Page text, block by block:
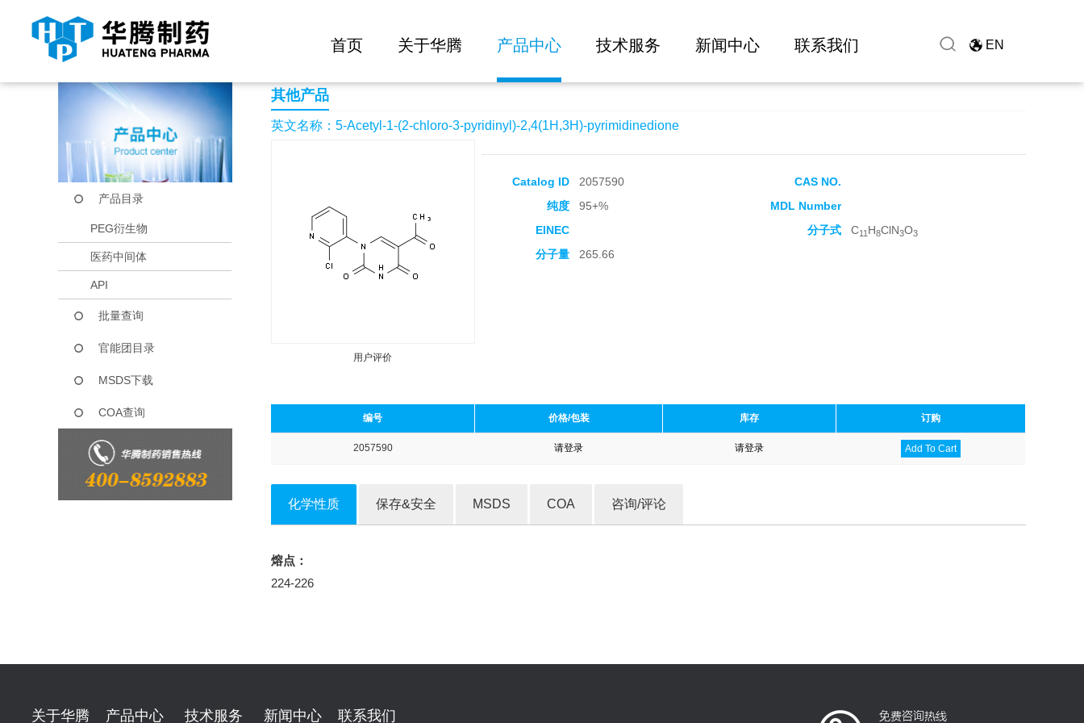
首页 关于华腾 产品中心 技术服务 新闻中心 联系我们 EN
当前位置： 首页 产品中心 5-Acetyl-1-(2-chloro-3-pyridinyl)-2,4(1H,3H)-pyrimidinedione
产品目录
PEG衍生物
医药中间体
API
批量查询
官能团目录
MSDS下载
COA查询
其他产品
英文名称：5-Acetyl-1-(2-chloro-3-pyridinyl)-2,4(1H,3H)-pyrimidinedione
用户评价
Catalog ID 2057590
CAS NO.
纯度
95+%
MDL Number
EINEC
分子式 C11 H8ClN3O3
分子量 265.66
编号 价格/包装 库存 订购
2057590 请登录 请登录 Add To Cart
化学性质 保存&安全 MSDS COA 咨询/评论
熔点：
224-226
关于华腾 产品中心 技术服务 新闻中心 联系我们